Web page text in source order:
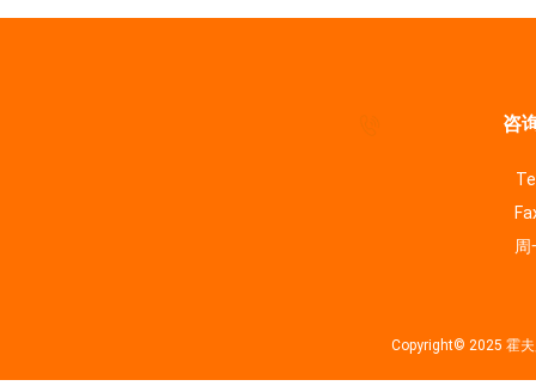
咨
Copyright© 2025 霍